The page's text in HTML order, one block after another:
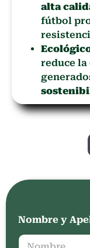
alta
fútbol
reduce la
Nombre y